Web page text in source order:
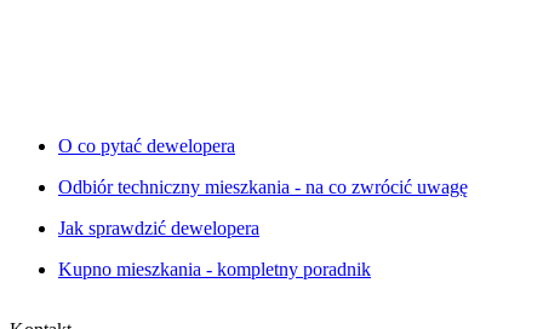
O co pytać dewelopera
Odbiór techniczny mieszkania - na co zwrócić uwagę
Jak sprawdzić dewelopera
Kupno mieszkania - kompletny poradnik